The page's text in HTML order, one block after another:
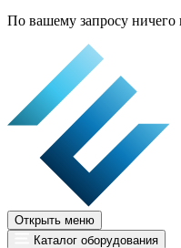
По вашему запросу ничего
Открыть меню
Каталог оборудования